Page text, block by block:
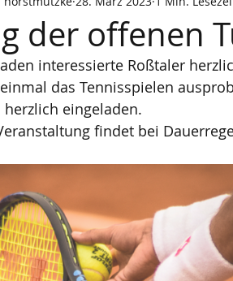
der offenen
interessierte Roßtaler
das Tennisspielen
herzlich eingeladen.
findet bei